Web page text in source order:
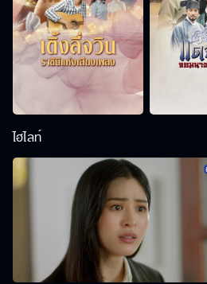
ไฮไลท์